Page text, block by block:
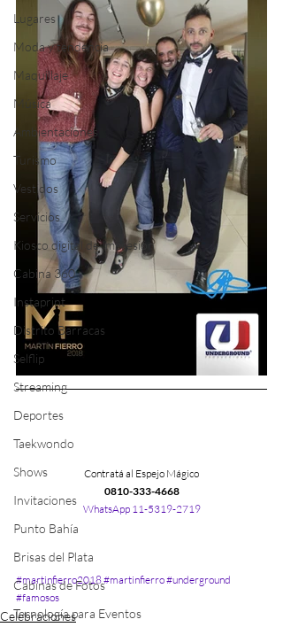
Lugares
Moda y tendencia
Maquillaje
Música
Ambientaciones
Turismo
Vestidos
Servicios
Kiosco digital de Impresión
Cabina 360
Instaprint
Distrito Barracas
Selflip
Streaming
Deportes
Taekwondo
Shows
Invitaciones
Punto Bahía
Brisas del Plata
Cabinas de Fotos
Tecnología para Eventos
Contratá al Espejo Mágico
0810-333-4668
WhatsApp 11-5319-2719
#martinfierro2018#martinfierro#underground
#famosos
Celebraciones